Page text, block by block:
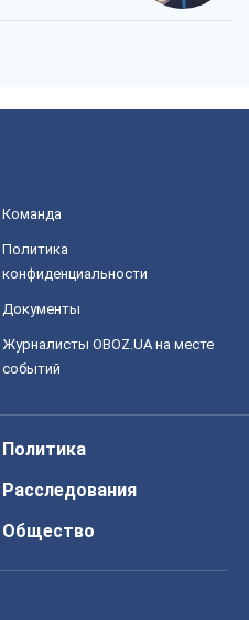
Команда
Политика
конфиденциальности
Документы
Журналисты OBOZ.UA на месте
событий
Политика
Расследования
Общество